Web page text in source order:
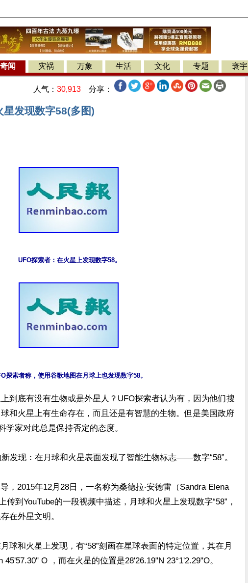
奇闻 灾祸 万象 生活 文化 专题 寰宇
人气： 30,913 分享：
发现数字58(多图)
到底有没有生物或是外星人？UFO探索者认为有，因为他们搜
和火星上有生命存在，而且还是有智慧的生物。但是美国政府
学家对此总是保持否定的态度。
发现：在月球和火星表面发现了智能生物标志——数字“58”。
，2015年12月28日，一名称为桑德拉‧安德雷（Sandra Elena
传到YouTube的一段视频中描述，月球和火星上发现数字“58”，
在外星文明。
球和火星上发现，有“58”刻画在星球表面的特定位置，其在月
45'57.30" O ，而在火星的位置是28'26.19"N 23°1'2.29"O。